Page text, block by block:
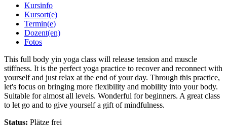
Kursinfo
Kursort(e)
Termin(e)
Dozent(en)
Fotos
This full body yin yoga class will release tension and muscle
stiffness. It is the perfect yoga practice to recover and reconnect with
yourself and just relax at the end of your day. Through this practice,
let's focus on bringing more flexibility and mobility into your body.
Suitable for almost all levels. Wonderful for beginners. A great class
to let go and to give yourself a gift of mindfulness.
Status: Plätze frei